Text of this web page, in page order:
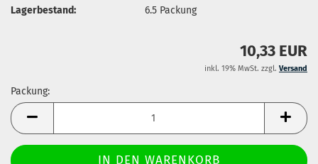
Lagerbestand: 6.5 Packung
10,33 EUR
inkl. 19% MwSt. zzgl. Versand
Packung:
Packung